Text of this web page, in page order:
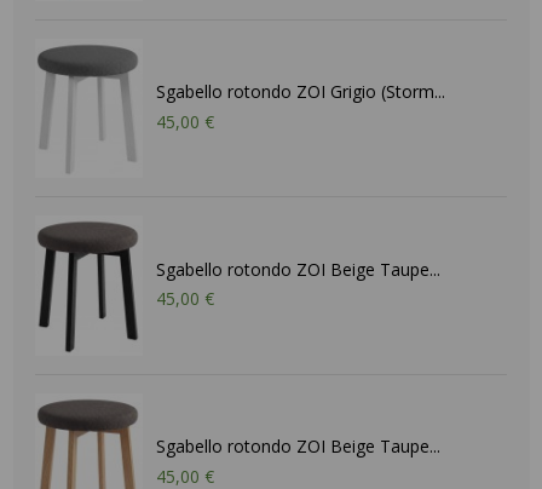
Sgabello rotondo ZOI Grigio (Storm...
45,00 €
Sgabello rotondo ZOI Beige Taupe...
45,00 €
Sgabello rotondo ZOI Beige Taupe...
45,00 €